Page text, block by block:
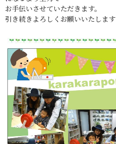
お手伝いさせていただきます。
引き続きよろしくお願いいたします